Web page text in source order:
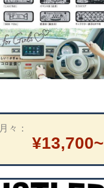
月々
¥13,700~